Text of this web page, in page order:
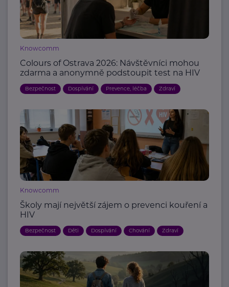
Knowcomm
Colours of Ostrava 2026: Návštěvníci mohou
zdarma a anonymně podstoupit test na HIV
Bezpečnost Dospívání Prevence, léčba Zdraví
Knowcomm
Školy mají největší zájem o prevenci kouření a
HIV
Bezpečnost Děti Dospívání Chování Zdraví